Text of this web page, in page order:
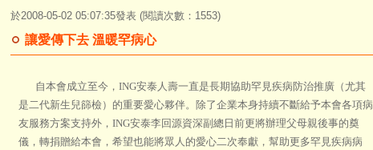
於2008-05-02 05:07:35發表 (閱讀次數：1553)
讓愛傳下去 溫暖罕病心
自本會成立至今，ING安泰人壽一直是長期協助罕見疾病防治推廣（尤其
是二代新生兒篩檢）的重要愛心夥伴。除了企業本身持續不斷給予本會各項病
友服務方案支持外，ING安泰李回源資深副總日前更將辦理父母親後事的奠
儀，轉捐贈給本會，希望也能將眾人的愛心二次奉獻，幫助更多罕見疾病病